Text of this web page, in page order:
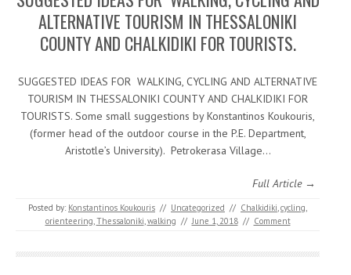
ALTERNATIVE TOURISM IN THESSALONIKI
COUNTY AND CHALKIDIKI FOR TOURISTS.
SUGGESTED IDEAS FOR WALKING, CYCLING AND ALTERNATIVE
TOURISM IN THESSALONIKI COUNTY AND CHALKIDIKI FOR
TOURISTS. Some small suggestions by Konstantinos Koukouris,
(former head of the outdoor course in the P.E. Department,
Aristotle’s University). Petrokerasa Village…
Full Article →
Posted by: Konstantinos Koukouris // Uncategorized // Chalkidiki,cycling,
orienteering,Thessaloniki,walking // June 1, 2018 // Comment